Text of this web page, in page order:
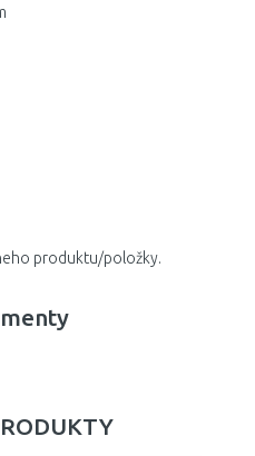
produktu/položky.